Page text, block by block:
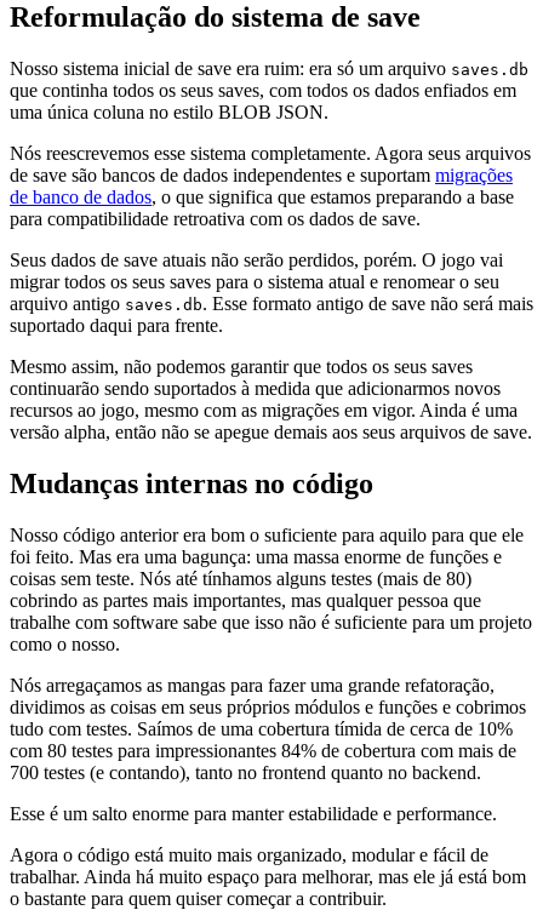
Reformulação do sistema de save
Nosso sistema inicial de save era ruim: era só um arquivo saves.db
que continha todos os seus saves, com todos os dados enfiados em
uma única coluna no estilo BLOB JSON.
Nós reescrevemos esse sistema completamente. Agora seus arquivos
de save são bancos de dados independentes e suportam migrações
de banco de dados, o que significa que estamos preparando a base
para compatibilidade retroativa com os dados de save.
Seus dados de save atuais não serão perdidos, porém. O jogo vai
migrar todos os seus saves para o sistema atual e renomear o seu
arquivo antigo saves.db. Esse formato antigo de save não será mais
suportado daqui para frente.
Mesmo assim, não podemos garantir que todos os seus saves
continuarão sendo suportados à medida que adicionarmos novos
recursos ao jogo, mesmo com as migrações em vigor. Ainda é uma
versão alpha, então não se apegue demais aos seus arquivos de save.
Mudanças internas no código
Nosso código anterior era bom o suficiente para aquilo para que ele
foi feito. Mas era uma bagunça: uma massa enorme de funções e
coisas sem teste. Nós até tínhamos alguns testes (mais de 80)
cobrindo as partes mais importantes, mas qualquer pessoa que
trabalhe com software sabe que isso não é suficiente para um projeto
como o nosso.
Nós arregaçamos as mangas para fazer uma grande refatoração,
dividimos as coisas em seus próprios módulos e funções e cobrimos
tudo com testes. Saímos de uma cobertura tímida de cerca de 10%
com 80 testes para impressionantes 84% de cobertura com mais de
700 testes (e contando), tanto no frontend quanto no backend.
Esse é um salto enorme para manter estabilidade e performance.
Agora o código está muito mais organizado, modular e fácil de
trabalhar. Ainda há muito espaço para melhorar, mas ele já está bom
o bastante para quem quiser começar a contribuir.